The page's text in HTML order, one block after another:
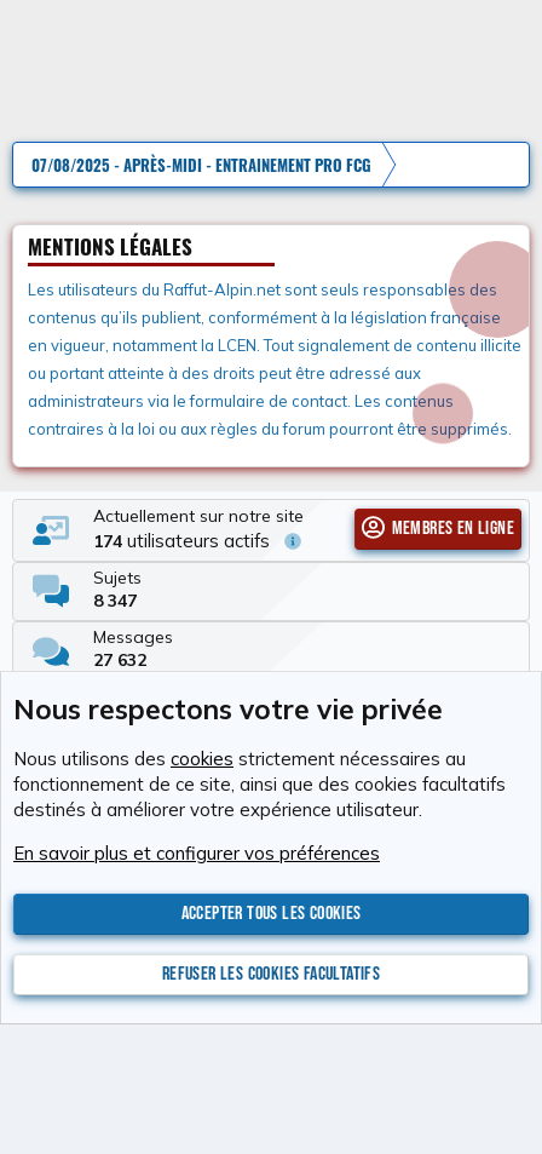
07/08/2025 - APRÈS-MIDI - ENTRAINEMENT PRO FCG
MENTIONS LÉGALES
Les utilisateurs du Raffut-Alpin.net sont seuls responsables des
contenus qu’ils publient, conformément à la législation française
en vigueur, notamment la LCEN. Tout signalement de contenu illicite
ou portant atteinte à des droits peut être adressé aux
administrateurs via le formulaire de contact. Les contenus
contraires à la loi ou aux règles du forum pourront être supprimés.
Actuellement sur notre site
174 utilisateurs actifs
Membres en ligne
Sujets
8 347
Messages
27 632
337
Dernier membre
Tchimbé Red
Nous contacter
Conditions générales d'utilisation
ValentinXenforo Add-ons© by ©XenTR
Ultimate Staff Pagecreated by StylesFactory
© Jason Axelrod of 8WAYRUN
XenAtendo 2 PRO© Jason Axelrod of8WAYRUN
Nous respectons votre vie privée
Nous utilisons des cookies strictement nécessaires au
fonctionnement de ce site, ainsi que des cookies facultatifs
destinés à améliorer votre expérience utilisateur.
En savoir plus et configurer vos préférences
Accepter tous les cookies
Refuser les cookies facultatifs